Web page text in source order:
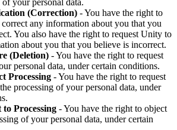
your personal data.
(Correction) - You have the right to
any information about you that you
You also have the right to request Unity to
about you that you believe is incorrect.
(Deletion) - You have the right to request
personal data, under certain conditions.
Processing - You have the right to request
processing of your personal data, under
Processing - You have the right to object
of your personal data, under certain